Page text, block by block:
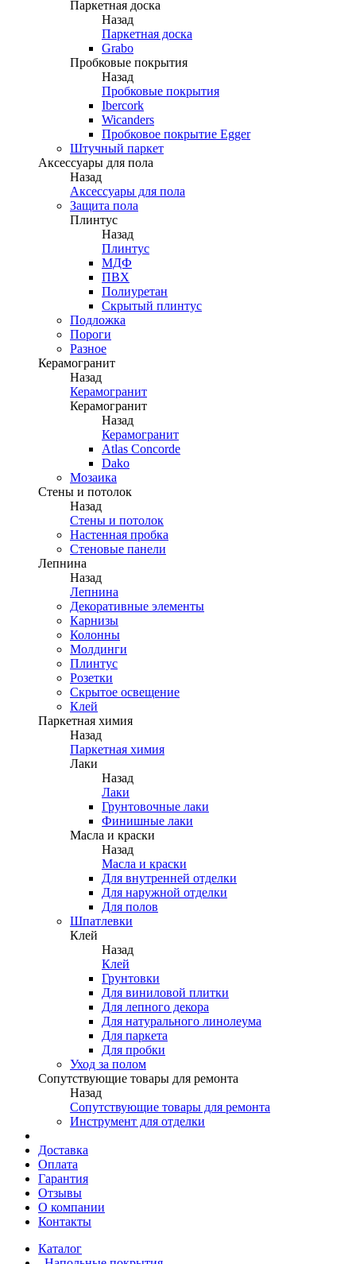
Паркетная доска
Назад
Паркетная доска
Grabo
Пробковые покрытия
Назад
Пробковые покрытия
Ibercork
Wicanders
Пробковое покрытие Egger
Штучный паркет
Аксессуары для пола
Назад
Аксессуары для пола
Защита пола
Плинтус
Назад
Плинтус
МДФ
ПВХ
Полиуретан
Скрытый плинтус
Подложка
Пороги
Разное
Керамогранит
Назад
Керамогранит
Керамогранит
Назад
Керамогранит
Atlas Concorde
Dako
Мозаика
Стены и потолок
Назад
Стены и потолок
Настенная пробка
Стеновые панели
Лепнина
Назад
Лепнина
Декоративные элементы
Карнизы
Колонны
Молдинги
Плинтус
Розетки
Скрытое освещение
Клей
Паркетная химия
Назад
Паркетная химия
Лаки
Назад
Лаки
Грунтовочные лаки
Финишные лаки
Масла и краски
Назад
Масла и краски
Для внутренней отделки
Для наружной отделки
Для полов
Шпатлевки
Клей
Назад
Клей
Грунтовки
Для виниловой плитки
Для лепного декора
Для натурального линолеума
Для паркета
Для пробки
Уход за полом
Сопутствующие товары для ремонта
Назад
Сопутствующие товары для ремонта
Инструмент для отделки
Доставка
Оплата
Гарантия
Отзывы
О компании
Контакты
Каталог